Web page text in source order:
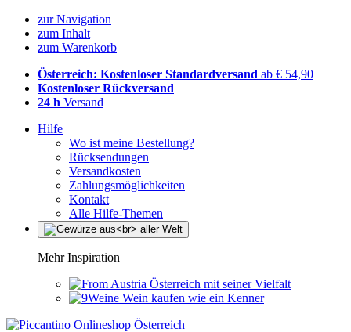
zur Navigation
zum Inhalt
zum Warenkorb
Österreich: Kostenloser Standardversand ab € 54,90
Kostenloser Rückversand
24 h Versand
Hilfe
Wo ist meine Bestellung?
Rücksendungen
Versandkosten
Zahlungsmöglichkeiten
Kontakt
Alle Hilfe-Themen
Mehr Inspiration
Österreich mit seiner Vielfalt
Wein kaufen wie ein Kenner